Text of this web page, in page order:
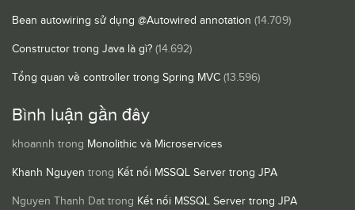
Bean autowiring sử dụng @Autowired annotation (14.709)
Constructor trong Java là gì? (14.692)
Tổng quan về controller trong Spring MVC (13.596)
Bình luận gần đây
khoannh trong Monolithic và Microservices
Khanh Nguyen trong Kết nối MSSQL Server trong JPA
Nguyen Thanh Dat trong Kết nối MSSQL Server trong JPA